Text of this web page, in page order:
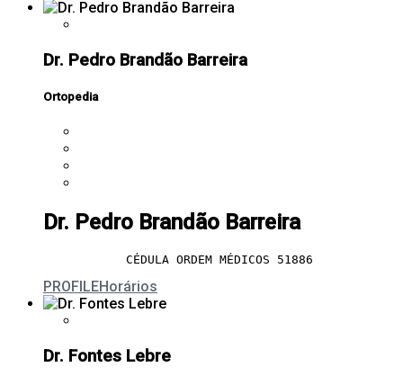
Dr. Pedro Brandão Barreira
Ortopedia
Dr. Pedro Brandão Barreira
CÉDULA ORDEM MÉDICOS 51886
PROFILEHorários
Dr. Fontes Lebre